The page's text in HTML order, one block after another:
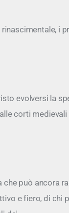
i
evolversi la
corti
può ancora
e fiero, di chi